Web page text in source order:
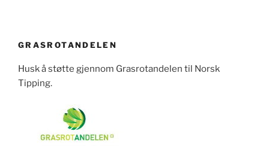
GRASROTANDELEN
Husk å støtte gjennom Grasrotandelen til Norsk
Tipping.